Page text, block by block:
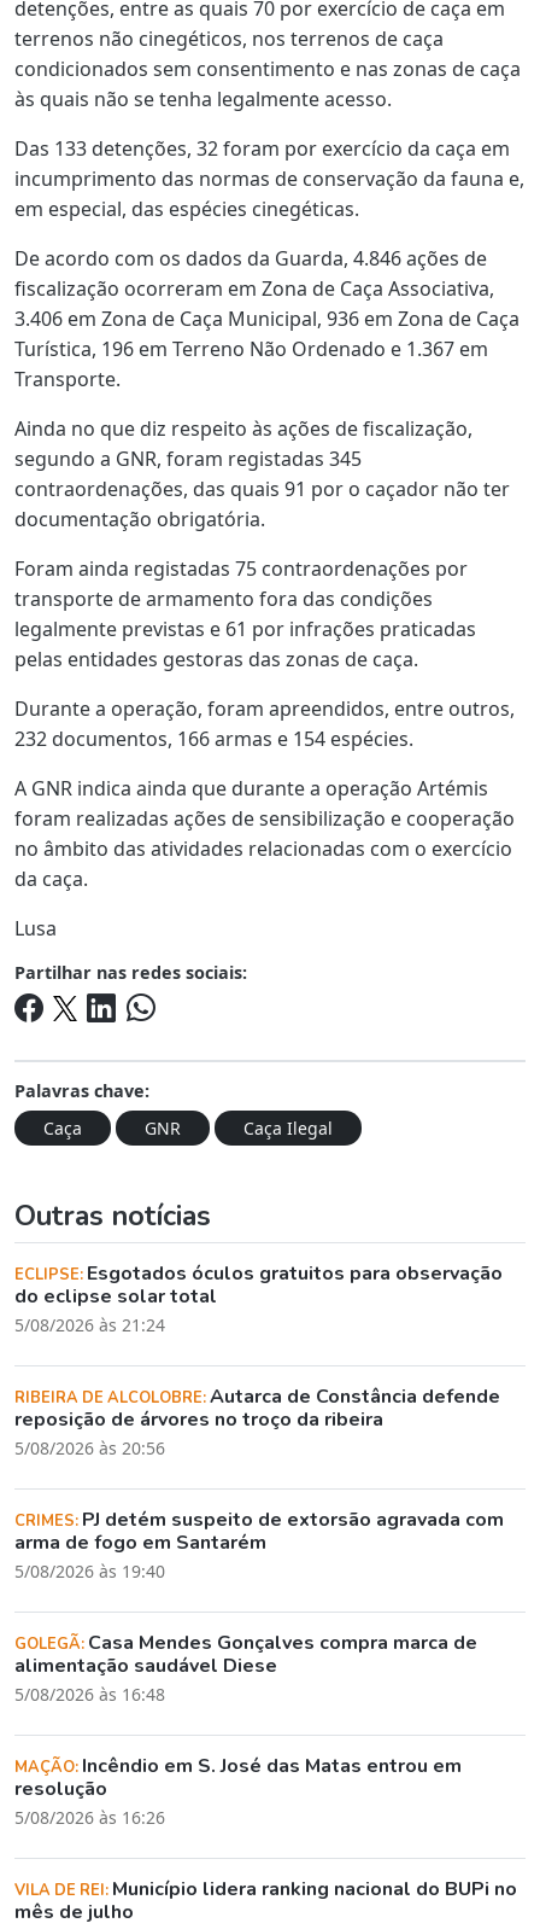
detenções, entre as quais 70 por exercício de caça em
terrenos não cinegéticos, nos terrenos de caça
condicionados sem consentimento e nas zonas de caça
às quais não se tenha legalmente acesso.
Das 133 detenções, 32 foram por exercício da caça em
incumprimento das normas de conservação da fauna e,
em especial, das espécies cinegéticas.
De acordo com os dados da Guarda, 4.846 ações de
fiscalização ocorreram em Zona de Caça Associativa,
3.406 em Zona de Caça Municipal, 936 em Zona de Caça
Turística, 196 em Terreno Não Ordenado e 1.367 em
Transporte.
Ainda no que diz respeito às ações de fiscalização,
segundo a GNR, foram registadas 345
contraordenações, das quais 91 por o caçador não ter
documentação obrigatória.
Foram ainda registadas 75 contraordenações por
transporte de armamento fora das condições
legalmente previstas e 61 por infrações praticadas
pelas entidades gestoras das zonas de caça.
Durante a operação, foram apreendidos, entre outros,
232 documentos, 166 armas e 154 espécies.
A GNR indica ainda que durante a operação Artémis
foram realizadas ações de sensibilização e cooperação
no âmbito das atividades relacionadas com o exercício
da caça.
Lusa
Partilhar nas redes sociais:
Palavras chave:
Caça
GNR Caça Ilegal
Outras notícias
ECLIPSE: Esgotados óculos gratuitos para observação
do eclipse solar total
5/08/2026 às 21:24
RIBEIRA DE ALCOLOBRE:Autarca de Constância defende
reposição de árvores no troço da ribeira
5/08/2026 às 20:56
CRIMES: PJ detém suspeito de extorsão agravada com
arma de fogo em Santarém
5/08/2026 às 19:40
GOLEGÃ: Casa Mendes Gonçalves compra marca de
alimentação saudável Diese
5/08/2026 às 16:48
MAÇÃO: Incêndio em S. José das Matas entrou em
resolução
5/08/2026 às 16:26
VILA DE REI: Município lidera ranking nacional do BUPi no
mês de julho